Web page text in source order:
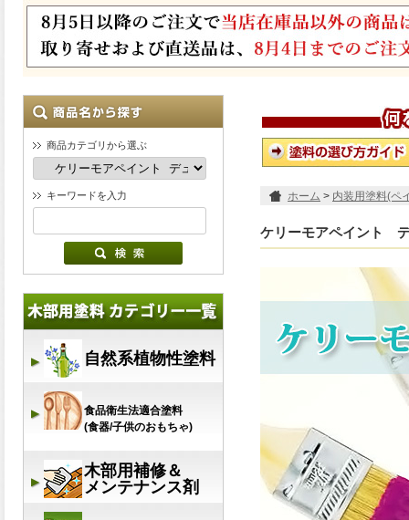
商品カテゴリから選ぶ
キーワードを入力 ホーム > 内装用塗料(ペ
ケリーモアペイント